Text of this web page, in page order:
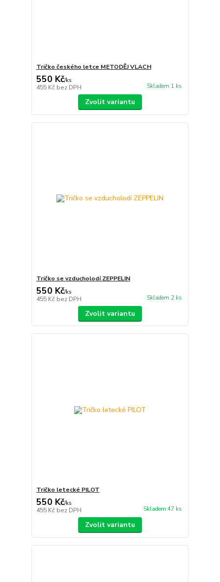
Tričko českého letce METODĚJ VLACH
550 Kč/ks
455 Kč bez DPH Skladem 1 ks
Zvolit variantu
Tričko se vzducholodí ZEPPELIN
550 Kč/ks
455 Kč bez DPH Skladem 2 ks
Zvolit variantu
Tričko letecké PILOT
550 Kč/ks
455 Kč bez DPH Skladem 47 ks
Zvolit variantu